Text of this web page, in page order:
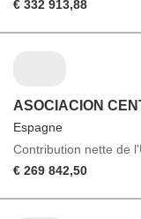
€ 332 913,88
ASOCIACION
Espagne
Contribution nette de
€ 269 842,50